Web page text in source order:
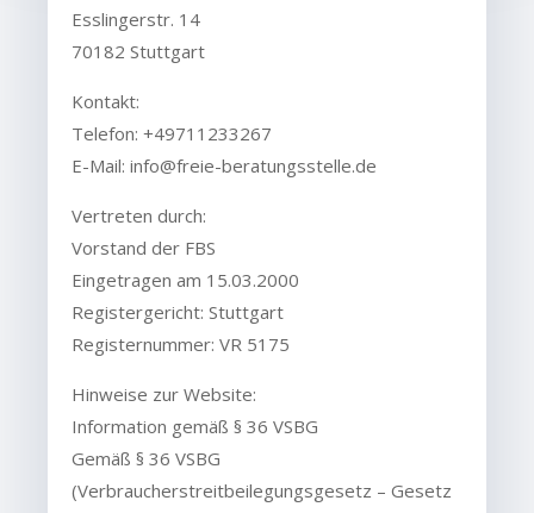
Esslingerstr. 14
70182 Stuttgart
Kontakt:
Telefon: +49711233267
E-Mail: info@freie-beratungsstelle.de
Vertreten durch:
Vorstand der FBS
Eingetragen am 15.03.2000
Registergericht: Stuttgart
Registernummer: VR 5175
Hinweise zur Website:
Information gemäß § 36 VSBG
Gemäß § 36 VSBG
(Verbraucherstreitbeilegungsgesetz – Gesetz